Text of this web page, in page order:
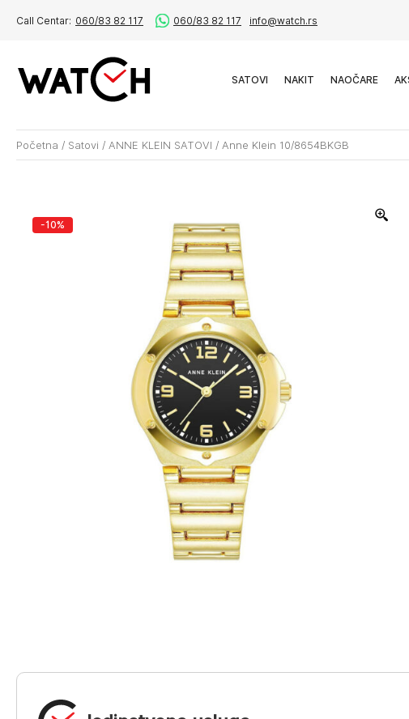
Call Centar: 060/83 82 117 060/83 82 117 info@watch.rs
SATOVI NAKIT NAOČARE
Početna / Satovi / ANNE KLEIN SATOVI / Anne Klein 10/8654BKGB
-10%